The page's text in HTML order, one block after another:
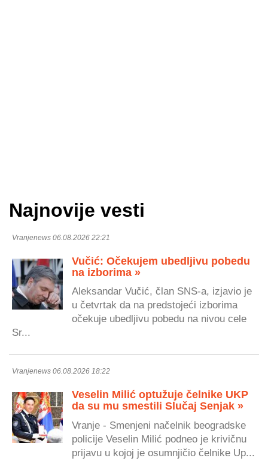
Najnovije vesti
Vranjenews 06.08.2026 22:21
Vučić: Očekujem ubedljivu pobedu
na izborima »
Aleksandar Vučić, član SNS-a, izjavio je
u četvrtak da na predstojeći izborima
očekuje ubedljivu pobedu na nivou cele
Sr...
Vranjenews 06.08.2026 18:22
Veselin Milić optužuje čelnike UKP
da su mu smestili Slučaj Senjak »
Vranje - Smenjeni načelnik beogradske
policije Veselin Milić podneo je krivičnu
prijavu u kojoj je osumnjičio čelnike Up...